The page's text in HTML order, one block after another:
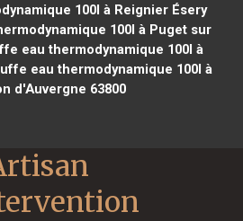
100l à Reignier Ésery
100l à Puget sur
eau thermodynamique 100l à
eau thermodynamique 100l à
d'Auvergne 63800